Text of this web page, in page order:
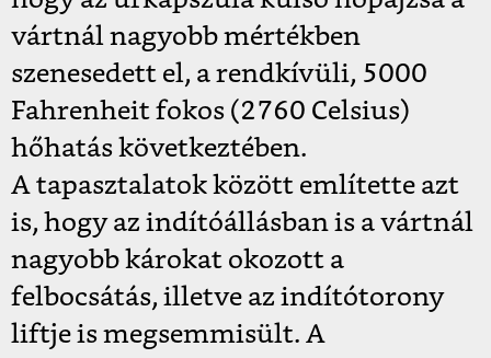
vártnál nagyobb mértékben
szenesedett el, a rendkívüli, 5000
Fahrenheit fokos (2760 Celsius)
hőhatás következtében.
A tapasztalatok között említette azt
is, hogy az indítóállásban is a vártnál
nagyobb károkat okozott a
felbocsátás, illetve az indítótorony
liftje is megsemmisült. A